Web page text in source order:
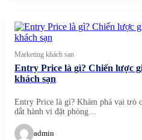
Marketing khách sạn
Entry Price là gì? Chiến lược
khách sạn
Entry Price là gì? Khám phá vai trò
dắt hành vi đặt phòng…
admin